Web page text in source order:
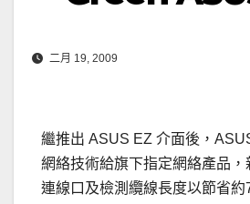
二月 19, 2009
繼推出 ASUS EZ 介面後，
網絡技術給旗下指定網絡產品，
連線口及檢測纜線長度以節省